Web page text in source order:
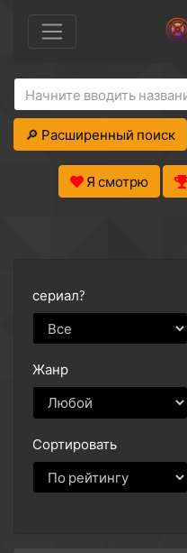
🔎 Расширенный поиск
Я смотрю
сериал?
Жанр
Сортировать